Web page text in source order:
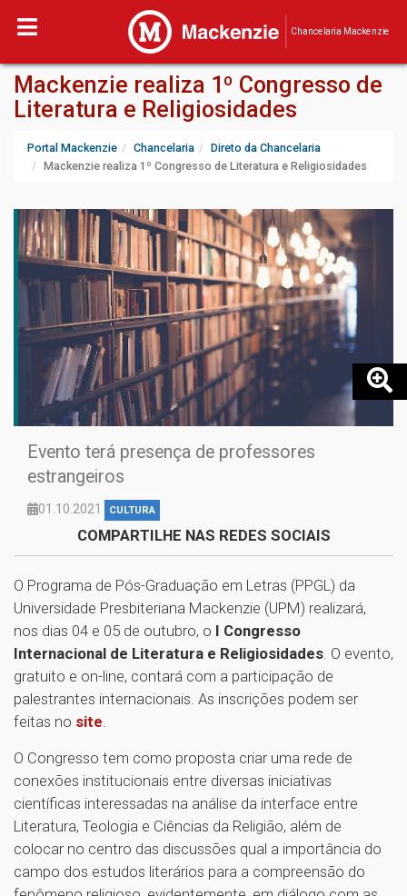
Chancelaria Mackenzie
Mackenzie realiza 1º Congresso de
Literatura e Religiosidades
Portal Mackenzie Chancelaria
Direto da Chancelaria
Mackenzie realiza 1º Congresso de Literatura e Religiosidades
Evento terá presença de professores
estrangeiros
01.10.2021 CULTURA
COMPARTILHE NAS REDES SOCIAIS
O Programa de Pós-Graduação em Letras (PPGL) da
Universidade Presbiteriana Mackenzie (UPM) realizará,
nos dias 04 e 05 de outubro, o I Congresso
Internacional de Literatura e Religiosidades . O evento,
gratuito e on-line, contará com a participação de
palestrantes internacionais. As inscrições podem ser
feitas no site
O Congresso tem como proposta criar uma rede de
conexões institucionais entre diversas iniciativas
científicas interessadas na análise da interface entre
Literatura, Teologia e Ciências da Religião, além de
colocar no centro das discussões qual a importância do
campo dos estudos literários para a compreensão do